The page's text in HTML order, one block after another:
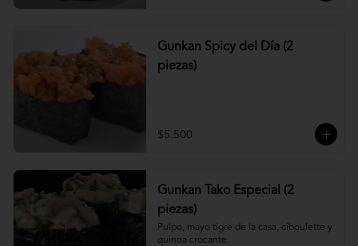
Gunkan Spicy del Día (2
piezas)
$5.500
Gunkan Tako Especial (2
piezas)
Pulpo, mayo tigre de la casa, ciboulette y
quinoa crocante.